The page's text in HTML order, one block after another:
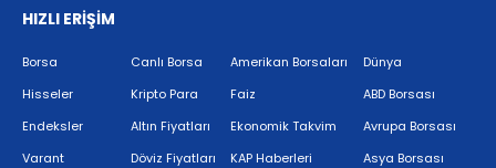
HIZLI ERİŞİM
Borsa
Hisseler
Endeksler
Varant
Canlı Borsa
Kripto Para
Altın Fiyatları
Döviz Fiyatları
Amerikan Borsaları
Faiz
Ekonomik Takvim
KAP Haberleri
Dünya
ABD Borsası
Avrupa Borsası
Asya Borsası